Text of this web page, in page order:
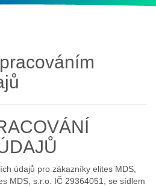
údajů pro zákazníky elites MDS,
MDS, s.r.o. IČ 29364051, se sídlem